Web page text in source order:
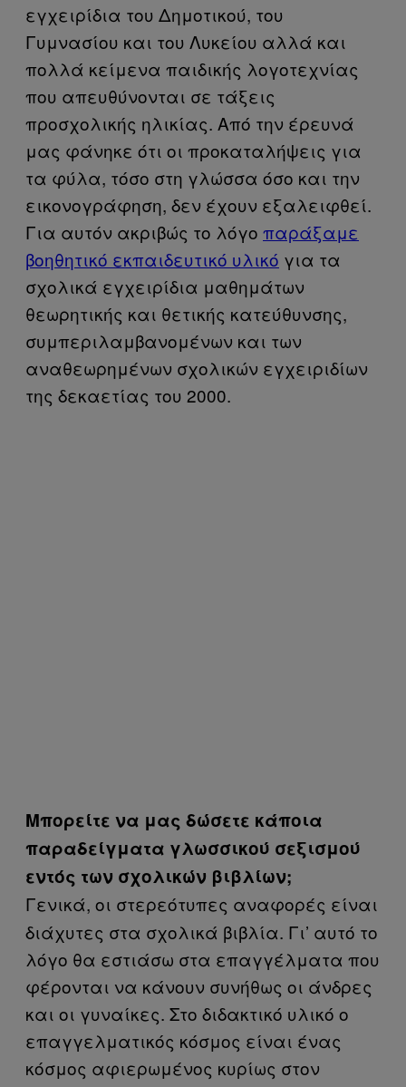
εγχειρίδια του Δημοτικού, του
Γυμνασίου και του Λυκείου αλλά και
πολλά κείμενα παιδικής λογοτεχνίας
που απευθύνονται σε τάξεις
προσχολικής ηλικίας. Από την έρευνά
μας φάνηκε ότι οι προκαταλήψεις για
τα φύλα, τόσο στη γλώσσα όσο και την
εικονογράφηση, δεν έχουν εξαλειφθεί.
Για αυτόν ακριβώς το λόγο παράξαμε
βοηθητικό εκπαιδευτικό υλικό για τα
σχολικά εγχειρίδια μαθημάτων
θεωρητικής και θετικής κατεύθυνσης,
συμπεριλαμβανομένων και των
αναθεωρημένων σχολικών εγχειριδίων
της δεκαετίας του 2000.
Μπορείτε να μας δώσετε κάποια
παραδείγματα γλωσσικού σεξισμού
εντός των σχολικών βιβλίων;
Γενικά, οι στερεότυπες αναφορές είναι
διάχυτες στα σχολικά βιβλία. Γι’ αυτό το
λόγο θα εστιάσω στα επαγγέλματα που
φέρονται να κάνουν συνήθως οι άνδρες
και οι γυναίκες. Στο διδακτικό υλικό ο
επαγγελματικός κόσμος είναι ένας
κόσμος αφιερωμένος κυρίως στον